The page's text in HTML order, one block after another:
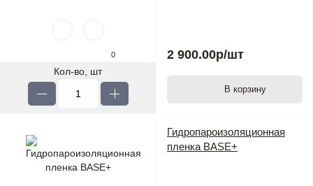
0
Кол-во, шт
2 900.00р/шт
В корзину
Гидропароизоляционная
пленка BASE+